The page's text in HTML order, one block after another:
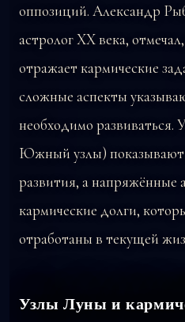
оппозиций. Александр
астролог XX века,
отражает кармические
сложные аспекты
необходимо
Южный узлы)
развития, а напряжённые
кармические долги,
отработаны в текущей
Узлы Луны и